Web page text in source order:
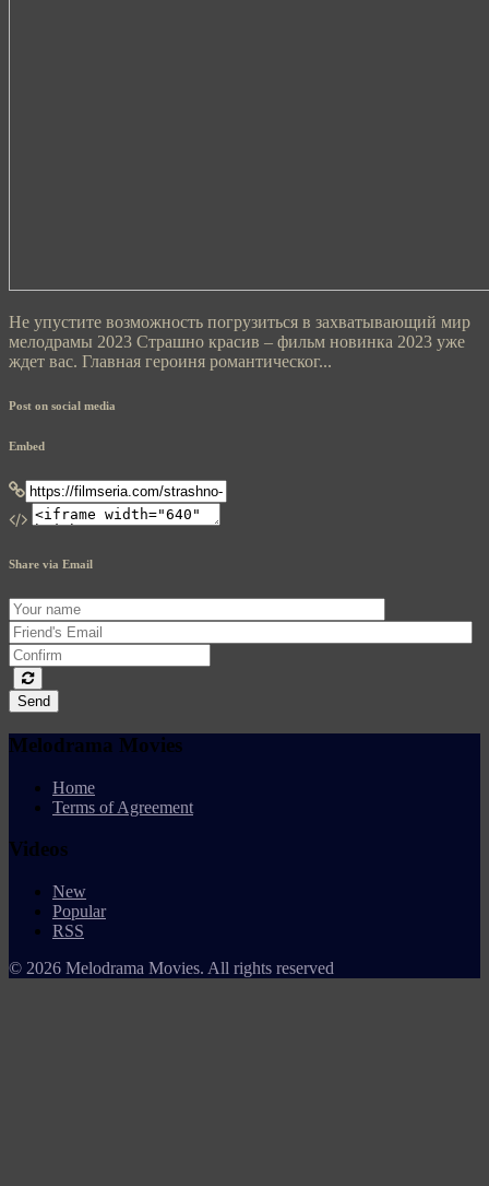
Не упустите возможность погрузиться в захватывающий мир
мелодрамы 2023 Страшно красив – фильм новинка 2023 уже
ждет вас. Главная героиня романтическог...
Post on social media
Embed
Share via Email
Send
Melodrama Movies
Home
Terms of Agreement
Videos
New
Popular
RSS
© 2026 Melodrama Movies. All rights reserved